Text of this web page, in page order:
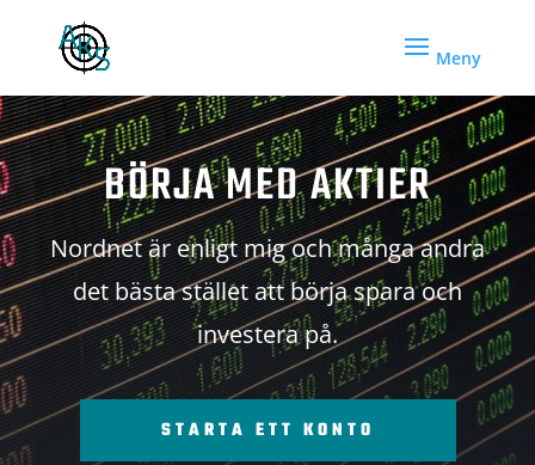
BÖRJA MED AKTIER
Nordnet är enligt mig och många andra
det bästa stället att börja spara och
investera på.
STARTA ETT KONTO